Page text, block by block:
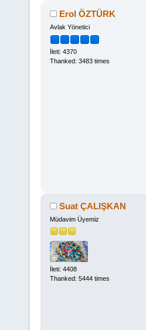
Erol ÖZTÜRK
Avlak Yönetici
İleti: 4370
Thanked: 3483 times
Suat ÇALIŞKAN
Müdavim Üyemiz
İleti: 4408
Thanked: 5444 times